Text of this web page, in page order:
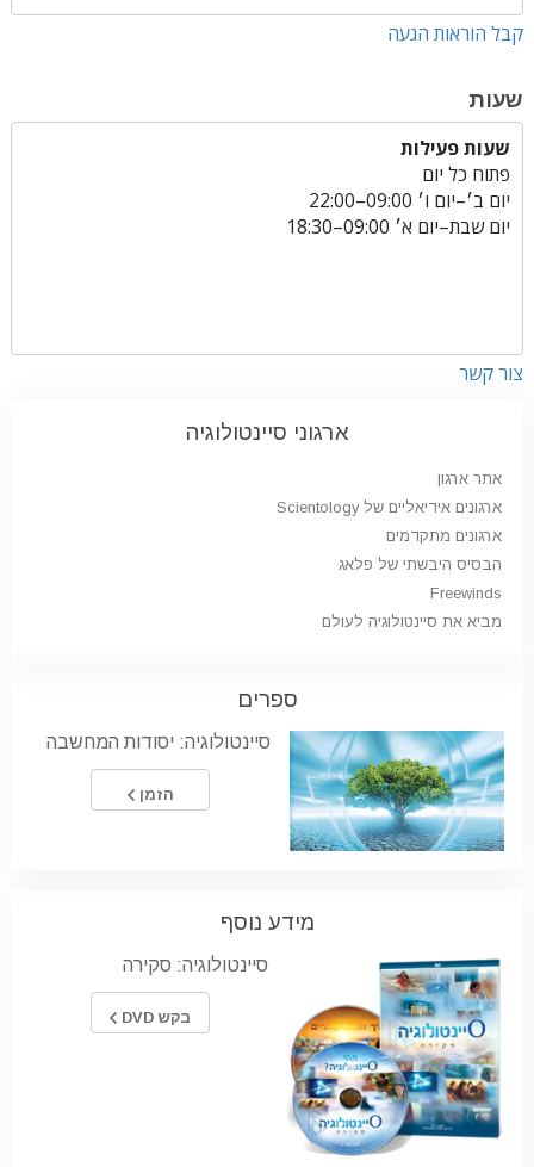
קבל הוראות הגעה
שעות
שעות פעילות
פתוח כל יום
יום ב׳–יום ו׳ 09:00–22:00
יום שבת–יום א׳ 09:00–18:30
צור קשר
ארגוני סיינטולוגיה
אתר ארגון
ארגונים אידיאליים של Scientology
ארגונים מתקדמים
הבסיס היבשתי של פלאג
Freewinds
מביא את סיינטולוגיה לעולם
ספרים
סיינטולוגיה: יסודות המחשבה
הזמן
מידע נוסף
סיינטולוגיה: סקירה
בקש DVD